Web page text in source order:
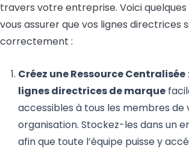
travers votre entreprise. Voici
vous assurer que vos lignes directrices
correctement :
Créez une Ressource Centralisée
lignes directrices de marque
accessibles à tous les membres de
organisation. Stockez-les dans un
afin que toute l’équipe puisse y